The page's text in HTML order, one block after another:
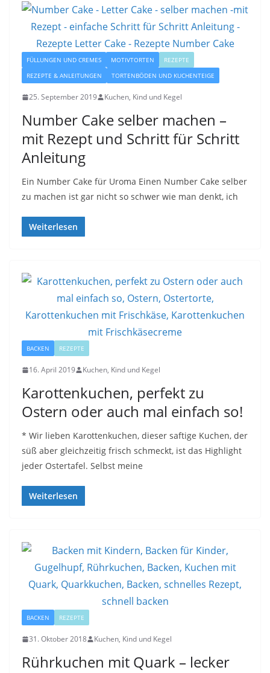
FÜLLUNGEN UND CREMES MOTIVTORTEN
REZEPTE
REZEPTE & ANLEITUNGEN
TORTENBÖDEN UND KUCHENTEIGE
25. September 2019 Kuchen, Kind und Kegel
Number Cake selber machen –
mit Rezept und Schritt für Schritt
Anleitung
Ein Number Cake für Uroma Einen Number Cake selber
zu machen ist gar nicht so schwer wie man denkt, ich
Weiterlesen
BACKEN REZEPTE
16. April 2019 Kuchen, Kind und Kegel
Karottenkuchen, perfekt zu
Ostern oder auch mal einfach so!
* Wir lieben Karottenkuchen, dieser saftige Kuchen, der
süß aber gleichzeitig frisch schmeckt, ist das Highlight
jeder Ostertafel. Selbst meine
Weiterlesen
BACKEN REZEPTE
31. Oktober 2018 Kuchen, Kind und Kegel
Rührkuchen mit Quark – lecker